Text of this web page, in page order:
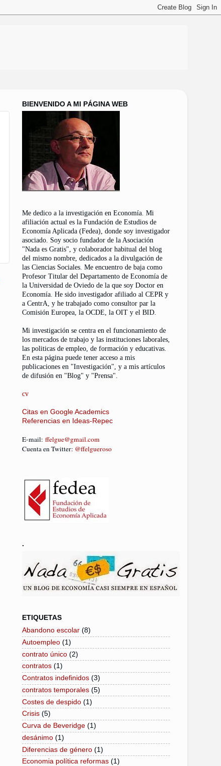
BIENVENIDO A MI PÁGINA WEB
Me dedico a la investigación en Economía. Mi
afiliación actual es la Fundación de Estudios de
Economía Aplicada (Fedea), donde soy investigador
asociado. Soy socio fundador de la Asociación
"Nada es Gratis", y colaborador habitual del blog
del mismo nombre, dedicados a la divulgación de
las Ciencias Sociales. Me encuentro de baja como
Profesor Titular del Departamento de Economía de
la Universidad de Oviedo de la que soy Doctor en
Economía. He sido investigador afiliado al CEPR y
a CentrA, y he trabajado como consultor par la
Comisión Europea, la OCDE, la OIT y el BID.
Mi investigación se centra en el funcionamiento de
los mercados de trabajo y las instituciones laborales,
las politicas de empleo, de formación y educativas.
En esta página puede tener acceso a mis
publicaciones en "Investigación", y a mis artículos
de difusión en "Blog" y "Prensa".
cv
Citas en Google Academics
Referencias en Ideas-Repec
E-mail: ffelgue@gmail.com
Cuenta en Twitter: @ffelgueroso
.
ETIQUETAS
Abandono escolar (8)
Autoempleo (1)
contrato único (2)
contratos (1)
Contratos indefinidos (3)
contratos temporales (5)
Costes de despido (1)
Crisis (5)
Curva de Beveridge (1)
desánimo (1)
Diferencias de género (1)
Economia política reformas (1)